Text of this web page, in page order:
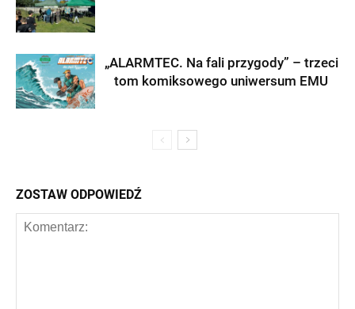
„ALARMTEC. Na fali przygody” – trzeci
tom komiksowego uniwersum EMU
ZOSTAW ODPOWIEDŹ